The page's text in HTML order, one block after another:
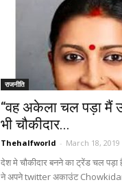
राजनीति
“वह अकेला चल पड़ा मैं
भी चौकीदार...
Thehalfworld - March 18, 2019
देश मे चौकीदार बनने का ट्रेंड चल
ने अपने twitter अकाउंट